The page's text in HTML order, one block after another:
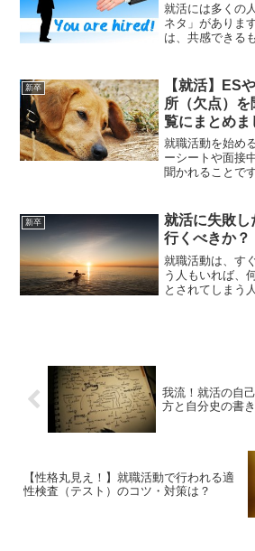
就活には多くの
ネタ」がありま
は、共感できる
ネタ」を書いて
説あるある一応
新卒
【就活】ES
所（欠点）
覧にまとめま
知っておく。
就職活動を始め
ーシートや面接
聞かれることで
いなんて気が引
問で短所を聞か
新卒
就活に失敗し
行くべきか？
就職活動は、す
う人もいれば、
とされてしまう
我流！就活の自
方と自分史の書
【性格丸見え！】就職活動で行われる適
性検査（テスト）のコツ・対策は？